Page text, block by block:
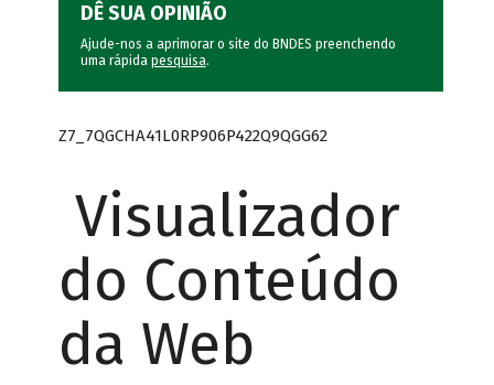
DÊ SUA OPINIÃO
Ajude-nos a aprimorar o site do BNDES preenchendo
uma rápida pesquisa.
Z7_7QGCHA41L0RP906P422Q9QGG62
Visualizador
do Conteúdo
da Web